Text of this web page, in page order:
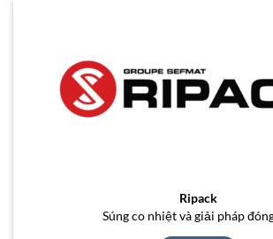
Ripack
Súng co nhiệt và giải pháp